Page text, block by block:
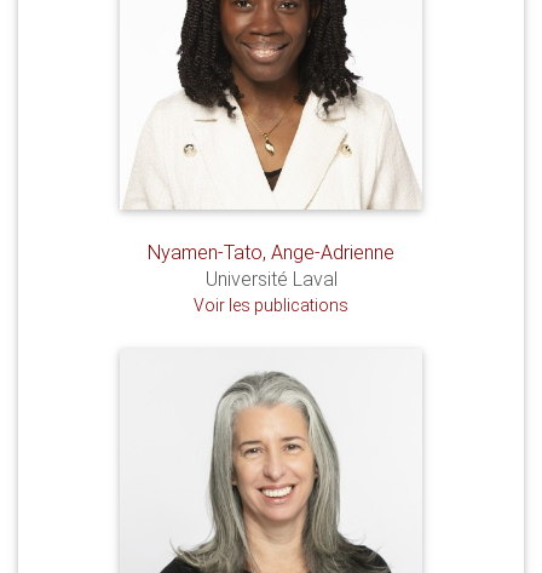
Nyamen-Tato, Ange-Adrienne
Université Laval
Voir les publications